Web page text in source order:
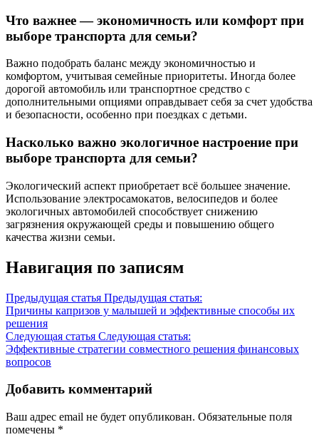
Что важнее — экономичность или комфорт при
выборе транспорта для семьи?
Важно подобрать баланс между экономичностью и
комфортом, учитывая семейные приоритеты. Иногда более
дорогой автомобиль или транспортное средство с
дополнительными опциями оправдывает себя за счет удобства
и безопасности, особенно при поездках с детьми.
Насколько важно экологичное настроение при
выборе транспорта для семьи?
Экологический аспект приобретает всё большее значение.
Использование электросамокатов, велосипедов и более
экологичных автомобилей способствует снижению
загрязнения окружающей среды и повышению общего
качества жизни семьи.
Навигация по записям
Предыдущая статья Предыдущая статья:
Причины капризов у малышей и эффективные способы их
решения
Следующая статья Следующая статья:
Эффективные стратегии совместного решения финансовых
вопросов
Добавить комментарий
Ваш адрес email не будет опубликован. Обязательные поля
помечены *